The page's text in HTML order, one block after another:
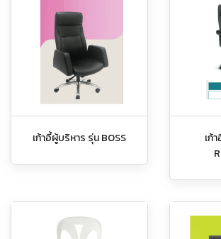
เก้าอี้ผู้บริหาร รุ่น BOSS
เก้